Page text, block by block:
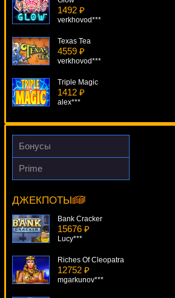
1492 ₽
verkhovod***
Texas Tea
4559 ₽
verkhovod***
Triple Magic
1412 ₽
alex***
Mermaids Pearl
569 ₽
Skull Duggery
2114 ₽
number***
Бонусы
Prime
ДЖЕКПОТЫ
Baywatch.
SmileLow***
Bank Cracker
15676 ₽
Lucy***
Riches Of Cleopatra
12752 ₽
mgarkunov***